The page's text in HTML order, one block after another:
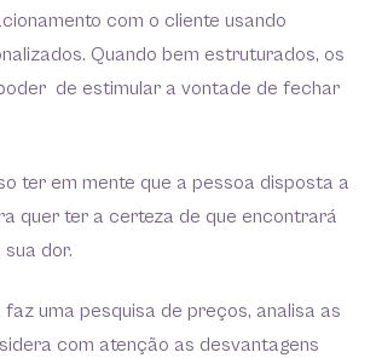
com o cliente usando
Quando bem estruturados, os
de estimular a vontade de fechar
ter em mente que a pessoa disposta a
quer ter a certeza de que encontrará
dor.
faz uma pesquisa de preços, analisa as
com atenção as desvantagens